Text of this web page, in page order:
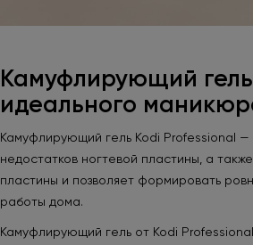
Камуфлирующий
идеального
Камуфлирующий гель Kodi Professional
недостатков ногтевой пластины, а
пластины и позволяет формировать
работы дома.
Камуфлирующий гель от Kodi